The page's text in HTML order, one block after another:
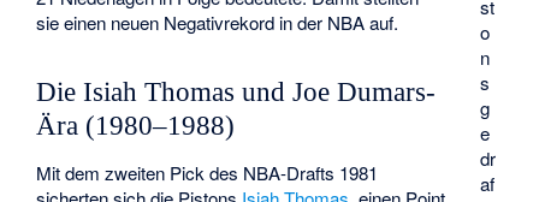
st
o
n
s
g
e
dr
af
sie einen neuen Negativrekord in der NBA auf.
Die Isiah Thomas und Joe Dumars-
Ära (1980–1988)
Mit dem zweiten Pick des NBA-Drafts 1981